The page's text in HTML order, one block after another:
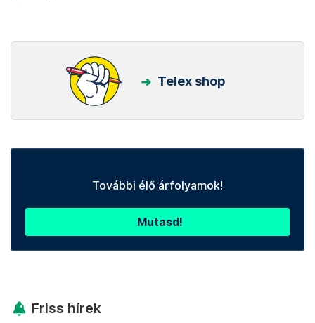
Telex shop
További élő árfolyamok!
Mutasd!
Friss hírek